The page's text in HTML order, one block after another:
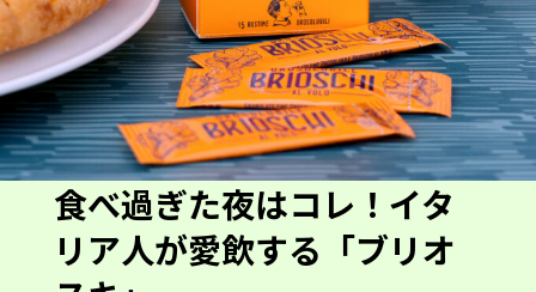
食べ過ぎた夜はコレ！イタ
リア人が愛飲する「ブリオ